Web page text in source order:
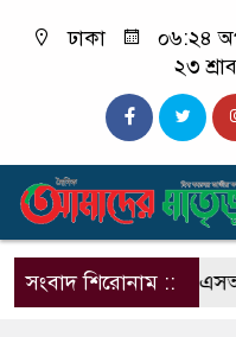
ঢাকা
০৬:২৪
২৩
সংবাদ শিরোনাম ::
নাম বদলে আসছে এসআরবি